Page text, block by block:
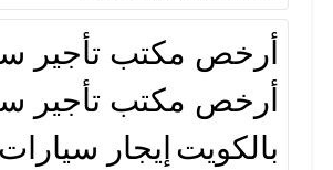
مكتب تأجير سيارات الكويت
أرخص مكتب تأجير
أرخص مكتب تأجير
بالكويتإيجار سيارات